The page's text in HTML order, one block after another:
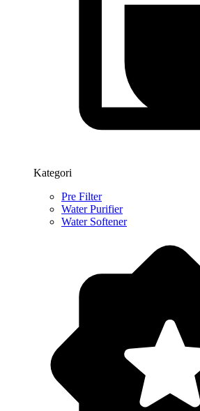
Kategori
Pre Filter
Water Purifier
Water Softener